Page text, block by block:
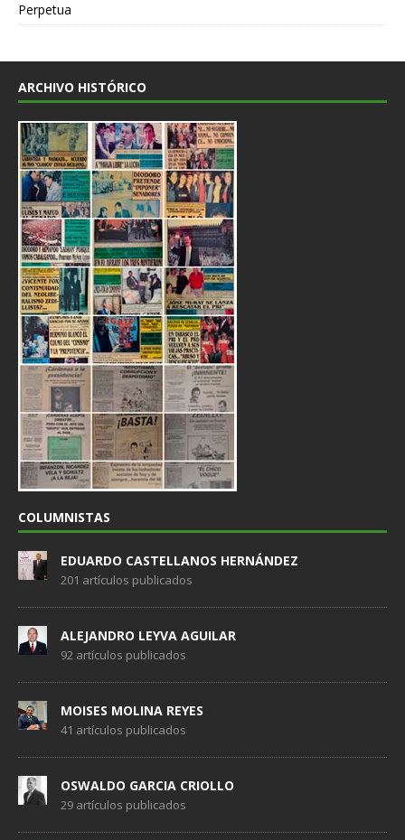
Perpetua
ARCHIVO HISTÓRICO
COLUMNISTAS
EDUARDO CASTELLANOS HERNÁNDEZ
201 artículos publicados
ALEJANDRO LEYVA AGUILAR
92 artículos publicados
MOISES MOLINA REYES
41 artículos publicados
OSWALDO GARCIA CRIOLLO
29 artículos publicados